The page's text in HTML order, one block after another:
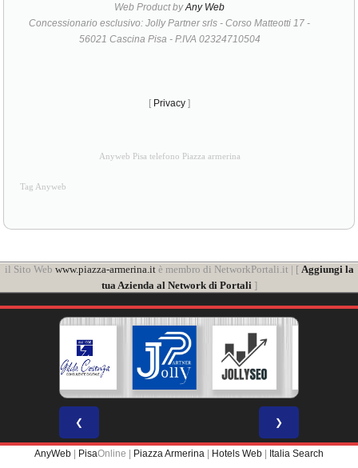
Web Product byAny Web
Concessionario esclusivo: Jolly Partner srls - Corso Matteotti 17 -
56021 Cascina Pisa - P.IVA 02324710504
[ Privacy ]
Anyweb Pisa telefono Piazza armerina
Tag Anyweb
il Sito Web www.piazza-armerina.itè membro di NetworkPortali.it | [ Aggiungi la
tua Azienda al Network di Portali ]
❮ ❯
AnyWeb | PisaOnline | Piazza Armerina | Hotels Web | Italia Search